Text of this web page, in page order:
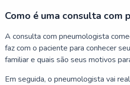
Como é uma consulta com
A consulta com pneumologista
faz com o paciente para conhecer
familiar e quais são seus motivos
Em seguida, o pneumologista vai